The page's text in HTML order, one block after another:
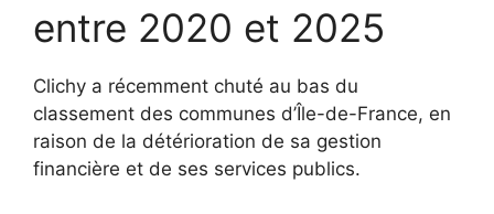
entre 2020 et 2025
Clichy a récemment chuté au bas du
classement des communes d’Île-de-France, en
raison de la détérioration de sa gestion
financière et de ses services publics.